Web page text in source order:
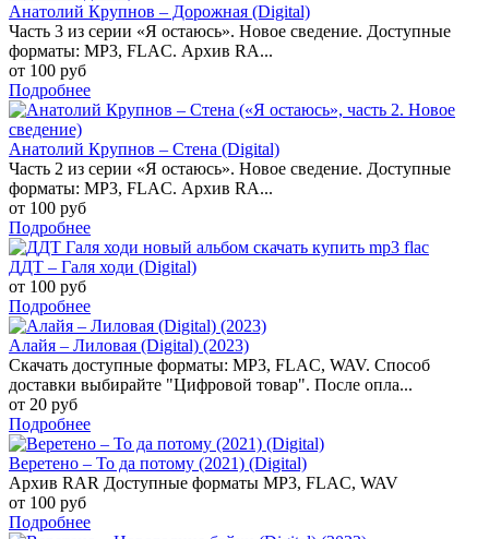
Анатолий Крупнов – Дорожная (Digital)
Часть 3 из серии «Я остаюсь». Новое сведение. Доступные
форматы: MP3, FLAC. Архив RA...
от 100 руб
Подробнее
Анатолий Крупнов – Стена (Digital)
Часть 2 из серии «Я остаюсь». Новое сведение. Доступные
форматы: MP3, FLAC. Архив RA...
от 100 руб
Подробнее
ДДТ – Галя ходи (Digital)
от 100 руб
Подробнее
Алайя – Лиловая (Digital) (2023)
Скачать доступные форматы: MP3, FLAC, WAV. Способ
доставки выбирайте "Цифровой товар". После опла...
от 20 руб
Подробнее
Веретено – То да потому (2021) (Digital)
Архив RAR Доступные форматы MP3, FLAC, WAV
от 100 руб
Подробнее